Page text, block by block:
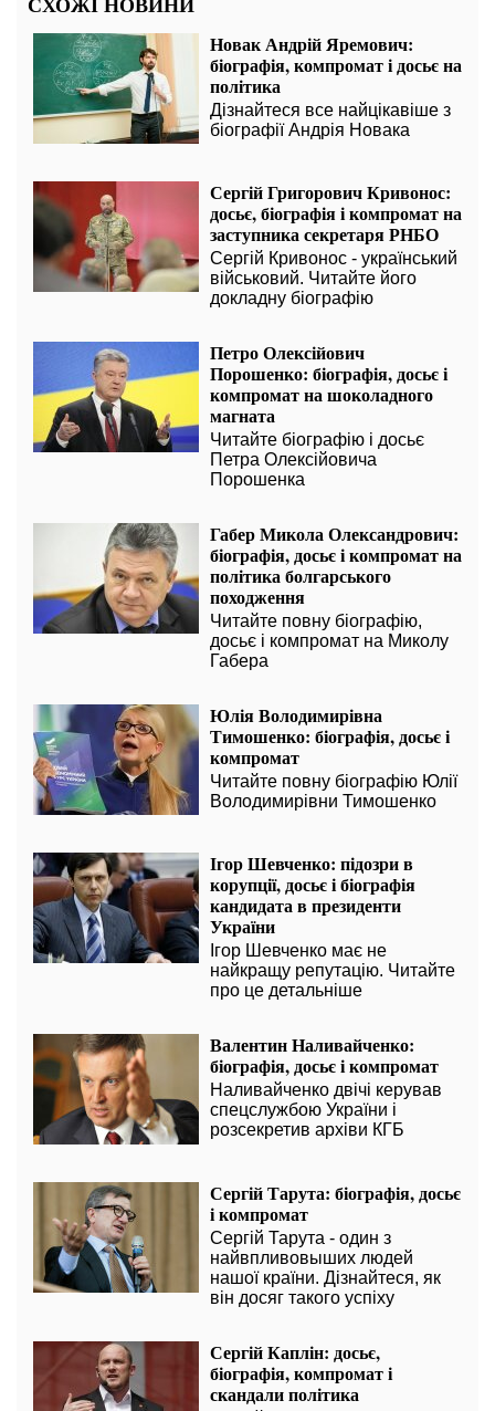
Новак Андрій Яремович:
біографія, компромат і досьє на
політика
Дізнайтеся все найцікавіше з
біографії Андрія Новака
Сергій Григорович Кривонос:
досьє, біографія і компромат на
заступника секретаря РНБО
Сергій Кривонос - український
військовий. Читайте його
докладну біографію
Петро Олексійович
Порошенко: біографія, досьє і
компромат на шоколадного
магната
Читайте біографію і досьє
Петра Олексійовича
Порошенка
Габер Микола Олександрович:
біографія, досьє і компромат на
політика болгарського
походження
Читайте повну біографію,
досьє і компромат на Миколу
Габера
Юлія Володимирівна
Тимошенко: біографія, досьє і
компромат
Читайте повну біографію Юлії
Володимирівни Тимошенко
Ігор Шевченко: підозри в
корупції, досьє і біографія
кандидата в президенти
України
Ігор Шевченко має не
найкращу репутацію. Читайте
про це детальніше
Валентин Наливайченко:
біографія, досьє і компромат
Наливайченко двічі керував
спецслужбою України і
розсекретив архіви КГБ
Сергій Тарута: біографія, досьє
і компромат
Сергій Тарута - один з
найвпливовыших людей
нашої країни. Дізнайтеся, як
він досяг такого успіху
Сергій Каплін: досьє,
біографія, компромат і
скандали політика